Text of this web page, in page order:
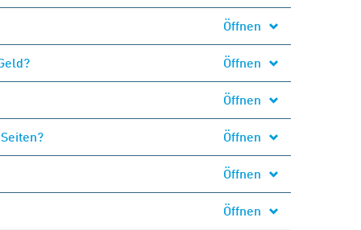
Öffnen
Öffnen
Öffnen
Öffnen
Öffnen
Öffnen